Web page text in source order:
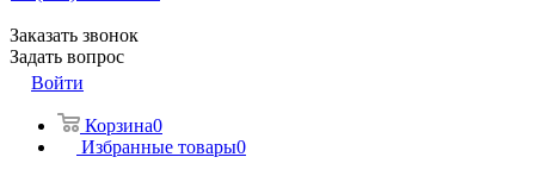
Заказать звонок
Задать вопрос
Войти
Корзина0
Избранные товары0